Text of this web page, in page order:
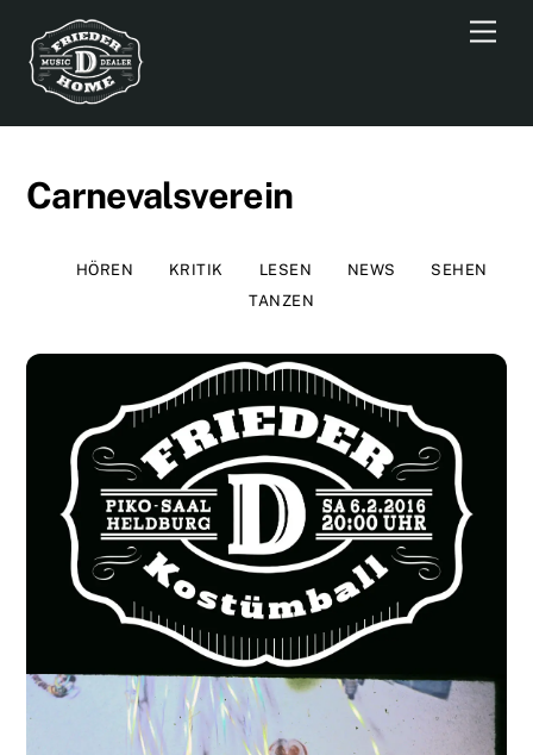
content
Carnevalsverein
HÖREN KRITIK LESEN NEWS
SEHEN
TANZEN